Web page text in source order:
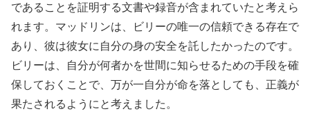
であることを証明する文書や録音が含まれていたと考えら
れます。マッドリンは、ビリーの唯一の信頼できる存在で
あり、彼は彼女に自分の身の安全を託したかったのです。
ビリーは、自分が何者かを世間に知らせるための手段を確
保しておくことで、万が一自分が命を落としても、正義が
果たされるようにと考えました。